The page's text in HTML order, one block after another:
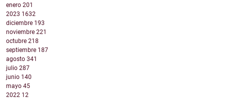
enero 201
2023 1632
diciembre 193
noviembre 221
octubre 218
septiembre 187
agosto 341
julio 287
junio 140
mayo 45
2022 12